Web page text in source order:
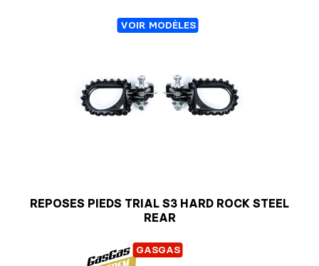
VOIR MODÈLES
REPOSES PIEDS TRIAL S3 HARD ROCK STEEL
REAR
GASGAS